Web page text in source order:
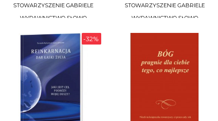
STOWARZYSZENIE GABRIELE
WYDAWNICTWO SŁOWO
DO KOSZYKA
STOWARZYSZENIE GABRIELE
WYDAWNICTWO SŁOWO
-32%